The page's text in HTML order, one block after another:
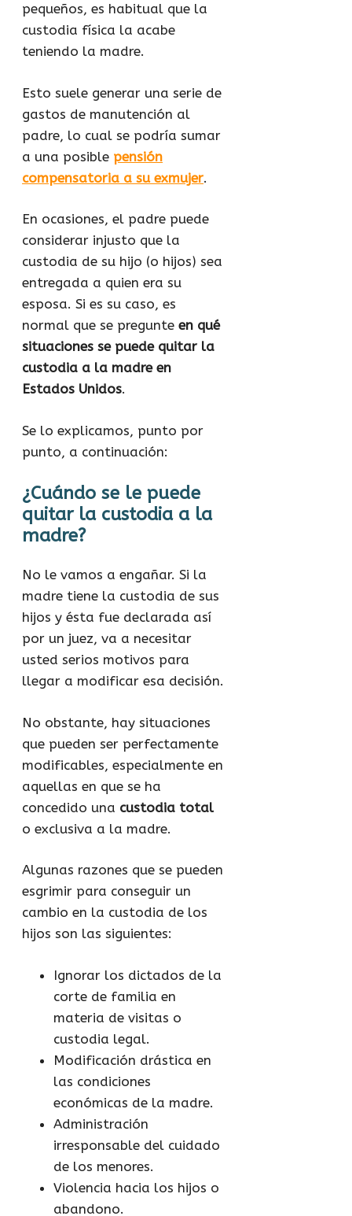
pequeños, es habitual que la
custodia física la acabe
teniendo la madre.
Esto suele generar una serie de
gastos de manutención al
padre, lo cual se podría sumar
a una posible pensión
compensatoria a su exmujer.
En ocasiones, el padre puede
considerar injusto que la
custodia de su hijo (o hijos) sea
entregada a quien era su
esposa. Si es su caso, es
normal que se pregunte en qué
situaciones se puede quitar la
custodia a la madre en
Estados Unidos.
Se lo explicamos, punto por
punto, a continuación:
¿Cuándo se le puede
quitar la custodia a la
madre?
No le vamos a engañar. Si la
madre tiene la custodia de sus
hijos y ésta fue declarada así
por un juez, va a necesitar
usted serios motivos para
llegar a modificar esa decisión.
No obstante, hay situaciones
que pueden ser perfectamente
modificables, especialmente en
aquellas en que se ha
concedido una custodia total
o exclusiva a la madre.
Algunas razones que se pueden
esgrimir para conseguir un
cambio en la custodia de los
hijos son las siguientes:
Ignorar los dictados de la
corte de familia en
materia de visitas o
custodia legal.
Modificación drástica en
las condiciones
económicas de la madre.
Administración
irresponsable del cuidado
de los menores.
Violencia hacia los hijos o
abandono.